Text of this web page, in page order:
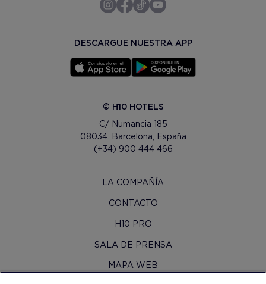
DESCARGUE NUESTRA APP
© H10 HOTELS
C/ Numancia 185
08034. Barcelona, España
(+34) 900 444 466
LA COMPAÑÍA
CONTACTO
H10 PRO
SALA DE PRENSA
MAPA WEB